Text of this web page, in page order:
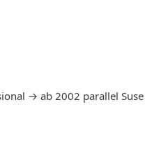
→ ab 2002 parallel